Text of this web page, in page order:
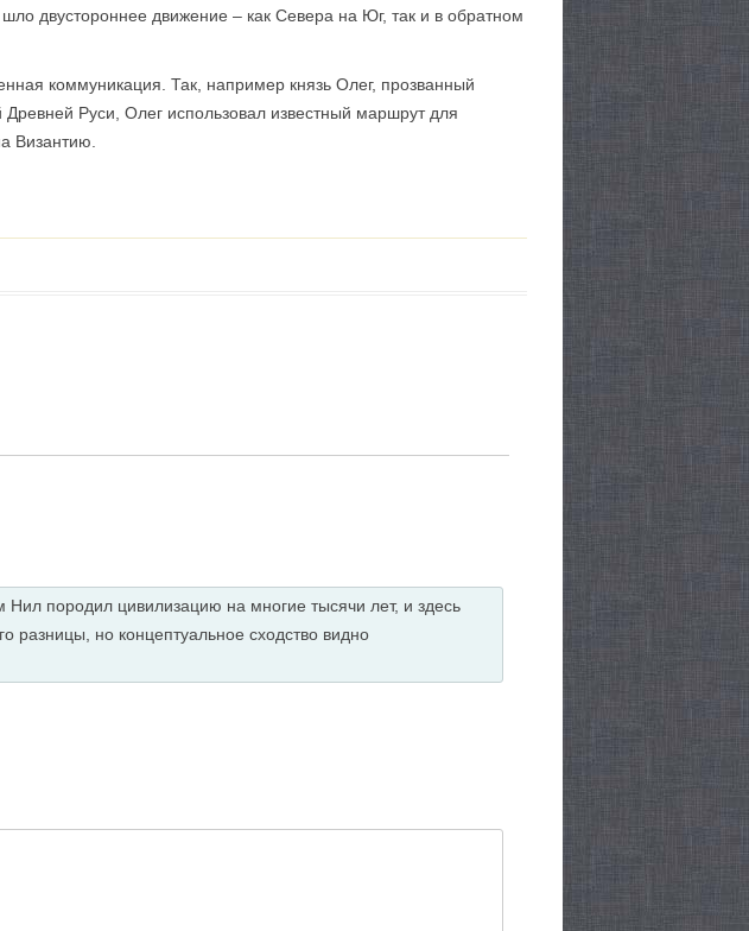
двустороннее движение – как Севера на Юг, так и в обратном
коммуникация. Так, например князь Олег, прозванный
Руси, Олег использовал известный маршрут для
Византию.
породил цивилизацию на многие тысячи лет, и здесь
разницы, но концептуальное сходство видно